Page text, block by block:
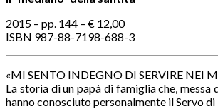
2015 – pp. 144 – € 12,00
ISBN 987-88-7198-688-3
«MI SENTO INDEGNO DI SERVIRE NEI
La storia di un papà di famiglia che,
hanno conosciuto personalmente il Servo